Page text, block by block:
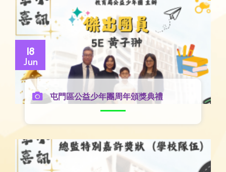
18
Jun
屯門區公益少年團周年頒獎典禮